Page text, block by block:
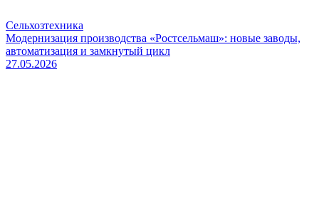
Сельхозтехника
Модернизация производства «Ростсельмаш»: новые заводы,
автоматизация и замкнутый цикл
27.05.2026